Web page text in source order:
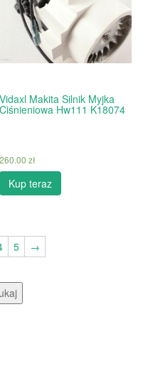
Vidaxl Makita Silnik Myjka
Ciśnieniowa Hw111 K18074
260.00 zł
Kup teraz
5
→